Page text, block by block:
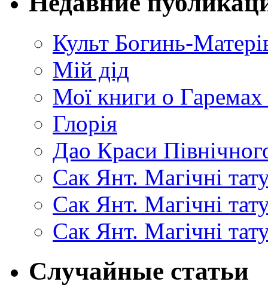
Культ Богинь-
Мій дід
Мої книги о
Глорія
Дао Краси
Сак Янт. Магічні
Сак Янт. Магічні
Сак Янт. Магічні
Случайные статьи